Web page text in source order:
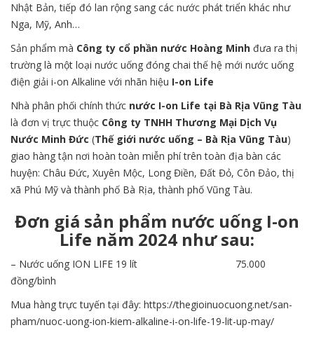
Nhật Bản, tiếp đó lan rộng sang các nước phát triển khác như
Nga, Mỹ, Anh…
Sản phẩm mà Công ty cổ phần nước Hoàng Minh đưa ra thị
trường là một loại nước uống đóng chai thế hệ mới nước uống
điện giải i-on Alkaline với nhãn hiệu I-on Life
Nhà phân phối chính thức nước I-on Life tại Bà Rịa Vũng Tàu
là đơn vị trực thuộc Công ty TNHH Thương Mại Dịch Vụ
Nước Minh Đức (Thế giới nước uống – Bà Rịa Vũng Tàu)
giao hàng tận nơi hoàn toàn miễn phí trên toàn địa bàn các
huyện: Châu Đức, Xuyên Mộc, Long Điền, Đất Đỏ, Côn Đảo, thị
xã Phú Mỹ và thành phố Bà Rịa, thành phố Vũng Tàu.
Đơn giá sản phẩm nước uống I-on
Life năm 2024 như sau:
– Nước uống ION LIFE 19 lít 75.000
đồng/bình
Mua hàng trực tuyến tại đây: https://thegioinuocuong.net/san-
pham/nuoc-uong-ion-kiem-alkaline-i-on-life-19-lit-up-may/